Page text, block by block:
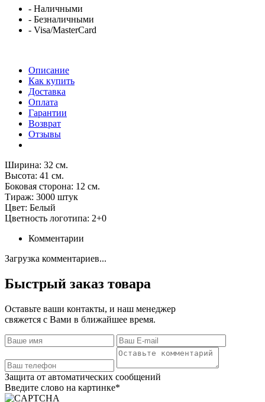
- Наличными
- Безналичными
- Visa/MasterCard
Описание
Как купить
Доставка
Оплата
Гарантии
Возврат
Отзывы
Ширина: 32 см.
Высота: 41 см.
Боковая сторона: 12 см.
Тираж: 3000 штук
Цвет: Белый
Цветность логотипа: 2+0
Комментарии
Загрузка комментариев...
Быстрый заказ товара
Оставьте ваши контакты, и наш менеджер
свяжется с Вами в ближайшее время.
Защита от автоматических сообщений
Введите слово на картинке*